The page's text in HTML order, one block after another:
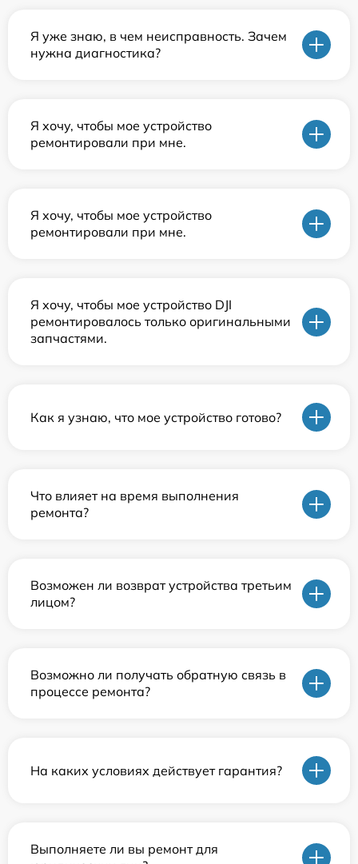
Я уже знаю, в чем неисправность. Зачем
нужна диагностика?
Я хочу, чтобы мое устройство
ремонтировали при мне.
Я хочу, чтобы мое устройство
ремонтировали при мне.
Я хочу, чтобы мое устройство DJI
ремонтировалось только оригинальными
запчастями.
Как я узнаю, что мое устройство готово?
Что влияет на время выполнения
ремонта?
Возможен ли возврат устройства третьим
лицом?
Возможно ли получать обратную связь в
процессе ремонта?
На каких условиях действует гарантия?
Выполняете ли вы ремонт для